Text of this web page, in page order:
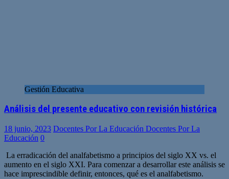
Gestión Educativa
Análisis del presente educativo con revisión histórica
18 junio, 2023 Docentes Por La Educación Docentes Por La
Educación 0
La erradicación del analfabetismo a principios del siglo XX vs. el
aumento en el siglo XXI. Para comenzar a desarrollar este análisis se
hace imprescindible definir, entonces, qué es el analfabetismo.